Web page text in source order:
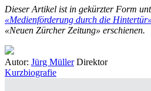
Dieser Artikel ist in gekürzter Form
«Medienförderung durch die Hintertür»
«Neuen Zürcher Zeitung» erschienen.
Autor: Jürg Müller Direktor
Kurzbiografie